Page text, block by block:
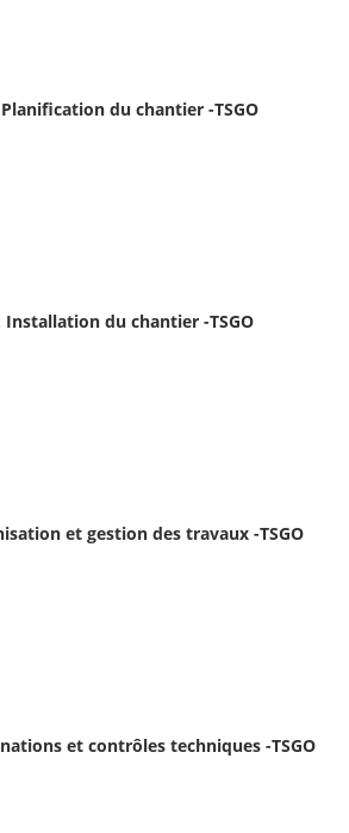
du chantier -TSGO
Installation du chantier -TSGO
et gestion des travaux -TSGO
et contrôles techniques -TSGO